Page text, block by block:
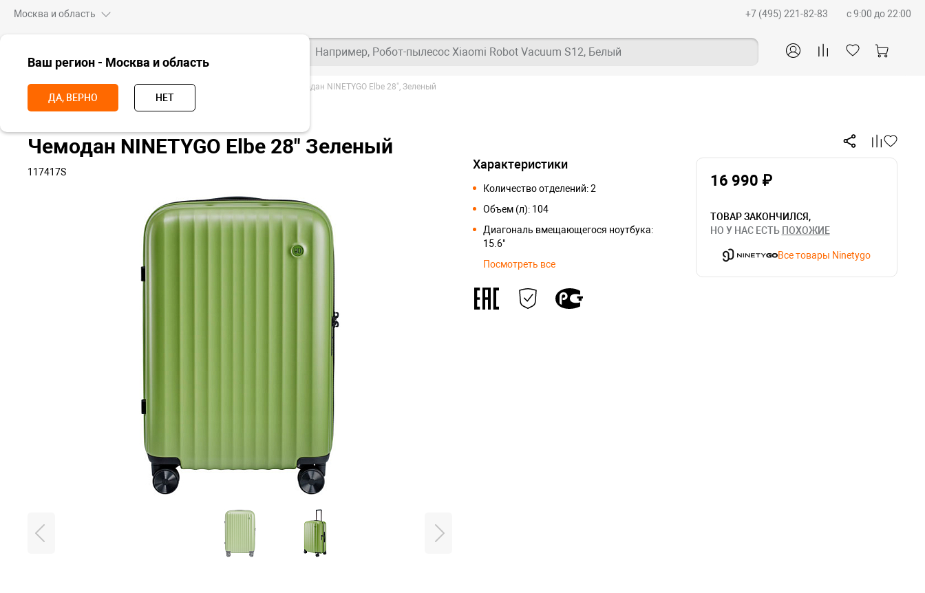
Москва и область
Ваш регион - Москва и область
ДА, ВЕРНО НЕТ
+7 (495) 221-82-83 c 9:00 до 22:00
Например, Робот-пылесос Xiaomi Robot Vacuum S12, Белый
Главная Аксессуары Рюкзаки и чемоданы Чемодан NINETYGO Elbe 28", Зеленый
Чемодан NINETYGO Elbe 28" Зеленый
117417S
Характеристики
Количество отделений: 2
Объем (л): 104
Диагональ вмещающегося ноутбука:
15.6"
Посмотреть все
16 990 ₽
ТОВАР ЗАКОНЧИЛСЯ,
НО У НАС ЕСТЬ ПОХОЖИЕ
Все товары Ninetygo